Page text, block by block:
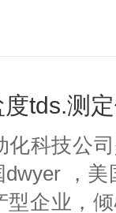
科技公
，美
企业，